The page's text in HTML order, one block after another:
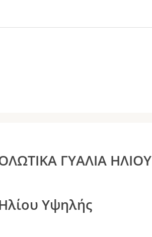
ΓΥΑΛΙΑ ΗΛΙΟΥ
Υψηλής